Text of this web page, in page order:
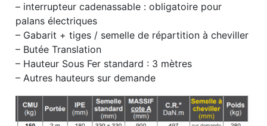
– interrupteur cadenassable : obligatoire pour
palans électriques
– Gabarit + tiges / semelle de répartition à cheviller
– Butée Translation
– Hauteur Sous Fer standard : 3 mètres
– Autres hauteurs sur demande